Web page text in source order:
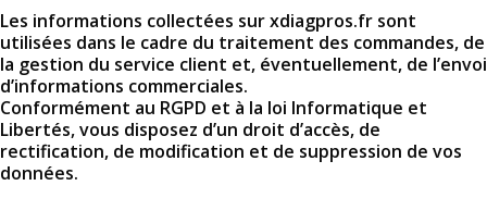
Les informations collectées sur xdiagpros.fr sont
utilisées dans le cadre du traitement des commandes, de
la gestion du service client et, éventuellement, de l’envoi
d’informations commerciales.
Conformément au RGPD et à la loi Informatique et
Libertés, vous disposez d’un droit d’accès, de
rectification, de modification et de suppression de vos
données.